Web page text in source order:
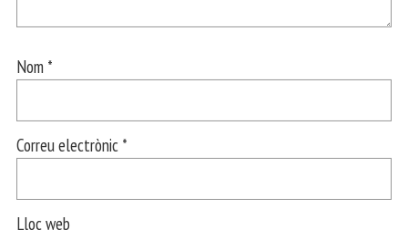
Nom *
Correu electrònic *
Lloc web